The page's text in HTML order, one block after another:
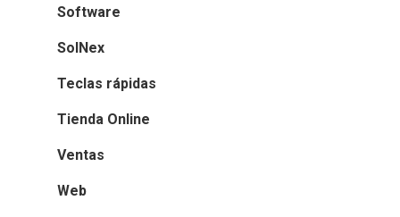
Software
SolNex
Teclas rápidas
Tienda Online
Ventas
Web